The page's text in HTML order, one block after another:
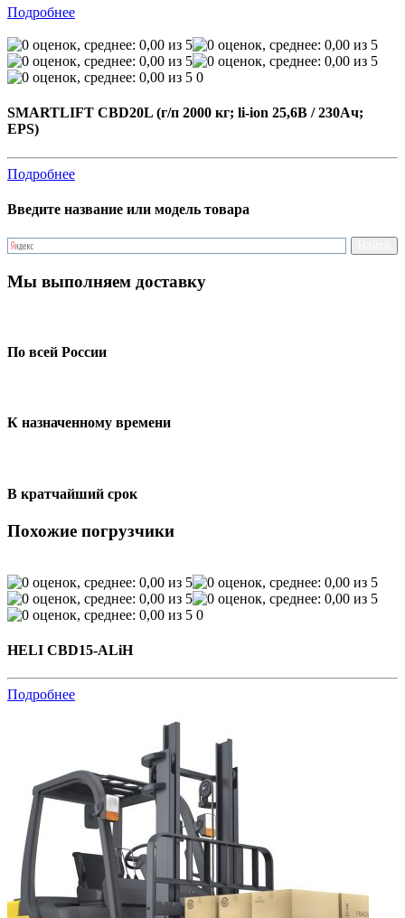
Подробнее
0
SMARTLIFT CBD20L (г/п 2000 кг; li-ion 25,6В / 230Ач;
EPS)
Подробнее
Введите название или модель товара
Мы выполняем доставку
По всей России
К назначенному времени
В кратчайший срок
Похожие погрузчики
0
HELI CBD15-ALiH
Подробнее